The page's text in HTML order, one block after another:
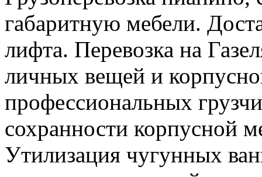
габаритную мебели.
лифта. Перевозка на
личных вещей и
профессиональных
сохранности корпусной
Утилизация чугунных